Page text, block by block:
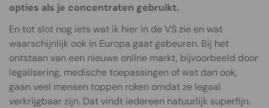
opties als je concentraten gebruikt.
En tot slot nog iets wat ik hier in de VS zie en wat
waarschijnlijk ook in Europa gaat gebeuren. Bij het
ontstaan van een nieuwe online markt, bijvoorbeeld door
legalisering, medische toepassingen of wat dan ook,
gaan veel mensen toppen roken omdat ze legaal
verkrijgbaar zijn. Dat vindt iedereen natuurlijk superfijn.